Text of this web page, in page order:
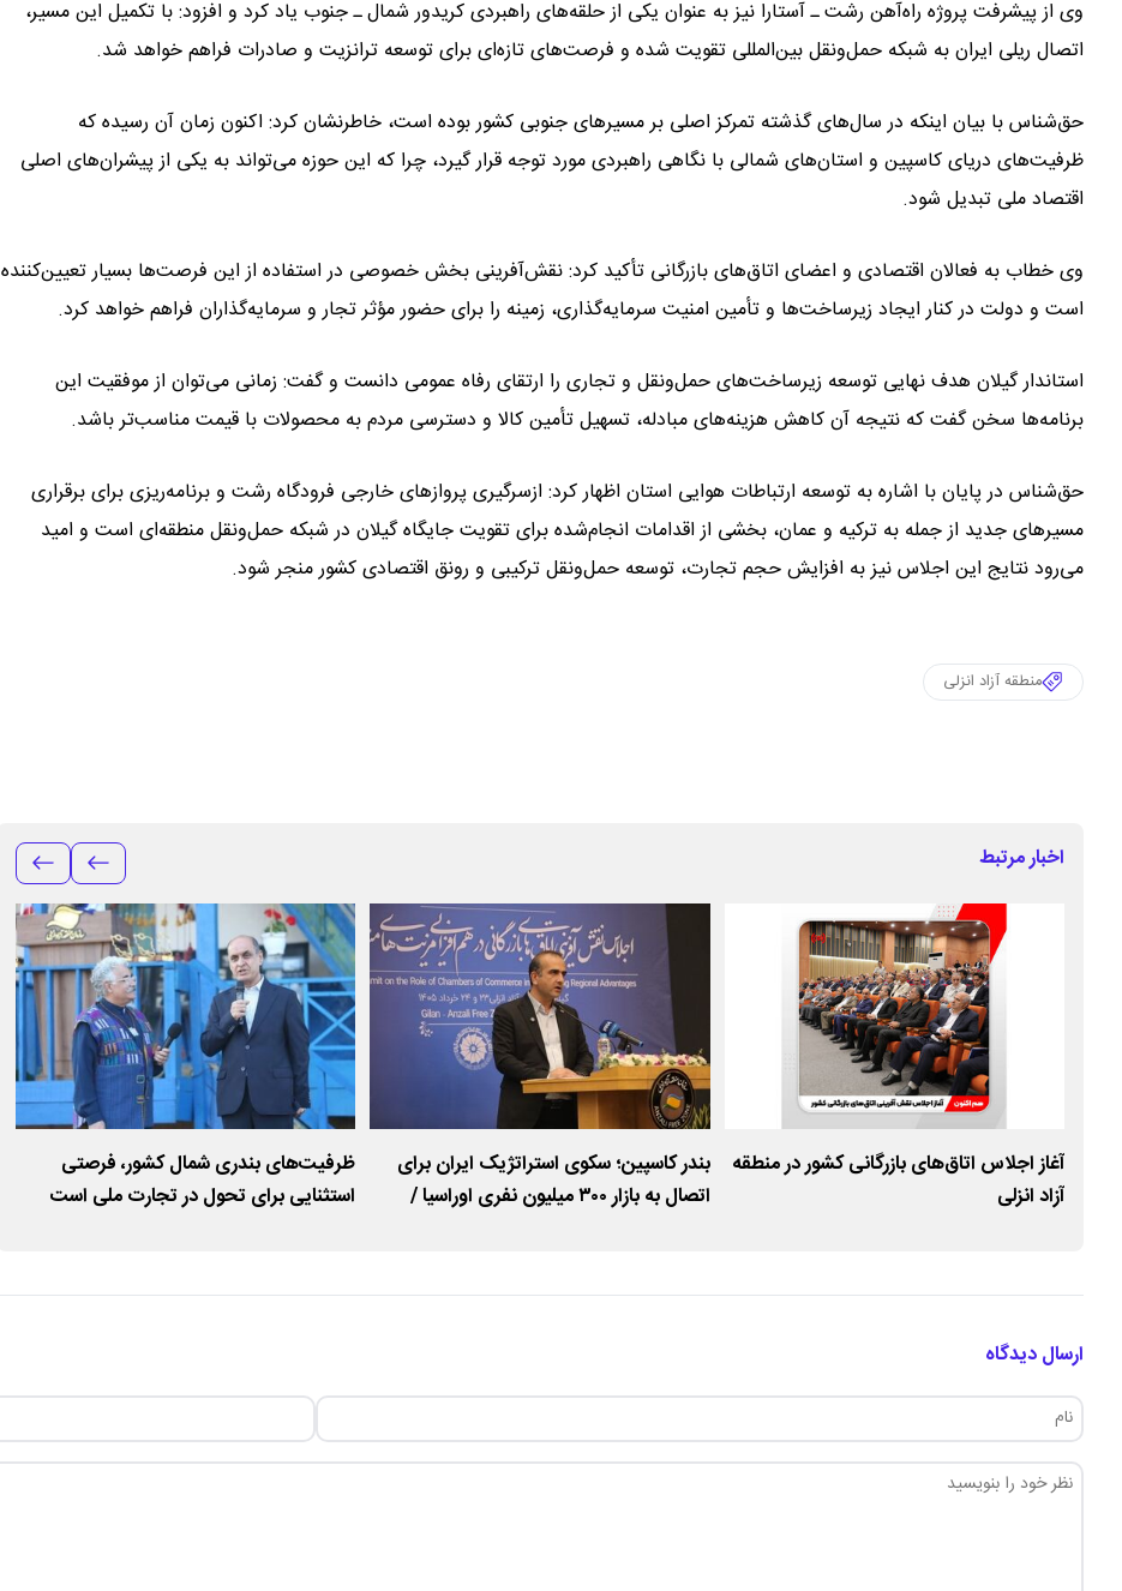
وی از پیشرفت پروژه راه‌آهن رشت ـ آستارا نیز به عنوان یکی از حلقه‌های راهبردی کریدور شمال ـ جنوب یاد کرد و افزود: با تکمیل این مسیر،
اتصال ریلی ایران به شبکه حمل‌ونقل بین‌المللی تقویت شده و فرصت‌های تازه‌ای برای توسعه ترانزیت و صادرات فراهم خواهد شد.
حق‌شناس با بیان اینکه در سال‌های گذشته تمرکز اصلی بر مسیرهای جنوبی کشور بوده است، خاطرنشان کرد: اکنون زمان آن رسیده که
ظرفیت‌های دریای کاسپین و استان‌های شمالی با نگاهی راهبردی مورد توجه قرار گیرد، چرا که این حوزه می‌تواند به یکی از پیشران‌های اصلی
اقتصاد ملی تبدیل شود.
وی خطاب به فعالان اقتصادی و اعضای اتاق‌های بازرگانی تأکید کرد: نقش‌آفرینی بخش خصوصی در استفاده از این فرصت‌ها بسیار تعیین‌کننده
است و دولت در کنار ایجاد زیرساخت‌ها و تأمین امنیت سرمایه‌گذاری، زمینه را برای حضور مؤثر تجار و سرمایه‌گذاران فراهم خواهد کرد.
استاندار گیلان هدف نهایی توسعه زیرساخت‌های حمل‌ونقل و تجاری را ارتقای رفاه عمومی دانست و گفت: زمانی می‌توان از موفقیت این
برنامه‌ها سخن گفت که نتیجه آن کاهش هزینه‌های مبادله، تسهیل تأمین کالا و دسترسی مردم به محصولات با قیمت مناسب‌تر باشد.
حق‌شناس در پایان با اشاره به توسعه ارتباطات هوایی استان اظهار کرد: ازسرگیری پروازهای خارجی فرودگاه رشت و برنامه‌ریزی برای برقراری
مسیرهای جدید از جمله به ترکیه و عمان، بخشی از اقدامات انجام‌شده برای تقویت جایگاه گیلان در شبکه حمل‌ونقل منطقه‌ای است و امید
می‌رود نتایج این اجلاس نیز به افزایش حجم تجارت، توسعه حمل‌ونقل ترکیبی و رونق اقتصادی کشور منجر شود.
منطقه آزاد انزلی
اخبار مرتبط
آغاز اجلاس اتاق‌های بازرگانی کشور در منطقه
آزاد انزلی
بندر کاسپین؛ سکوی استراتژیک ایران برای
اتصال به بازار ۳۰۰ میلیون نفری اوراسیا /
ظرفیت‌های بندری شمال کشور، فرصتی
استثنایی برای تحول در تجارت ملی است
ارسال دیدگاه